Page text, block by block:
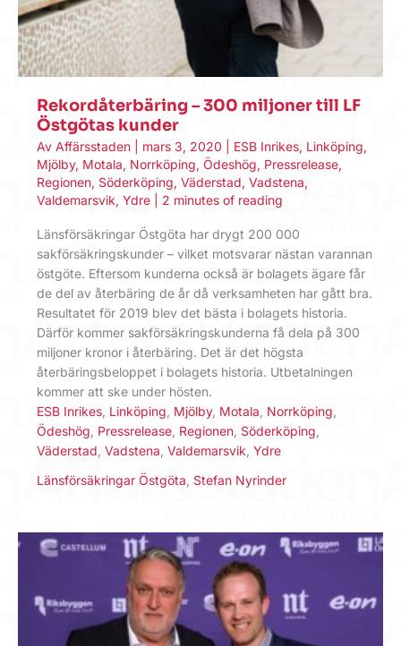
Rekordåterbäring – 300 miljoner till LF
Östgötas kunder
Av Affärsstaden mars 3, 2020 ESB Inrikes, Linköping,
Mjölby, Motala, Norrköping, Ödeshög, Pressrelease,
Regionen, Söderköping, Väderstad, Vadstena,
Valdemarsvik, Ydre 2 minutes of reading
Länsförsäkringar Östgöta har drygt 200 000
sakförsäkringskunder – vilket motsvarar nästan varannan
östgöte. Eftersom kunderna också är bolagets ägare får
de del av återbäring de år då verksamheten har gått bra.
Resultatet för 2019 blev det bästa i bolagets historia.
Därför kommer sakförsäkringskunderna få dela på 300
miljoner kronor i återbäring. Det är det högsta
återbäringsbeloppet i bolagets historia. Utbetalningen
kommer att ske under hösten.
ESB Inrikes Linköping Mjölby, Motala Norrköping
Ödeshög Pressrelease Regionen Söderköping
Väderstad Vadstena Valdemarsvik Ydre
Länsförsäkringar Östgöta, Stefan Nyrinder